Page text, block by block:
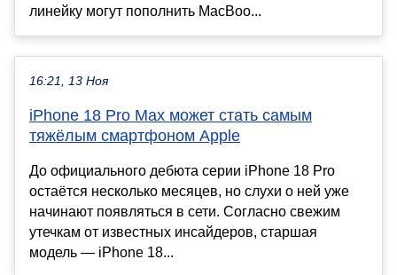
линейку могут пополнить MacBoo...
16:21, 13 Ноя
iPhone 18 Pro Max может стать самым
тяжёлым смартфоном Apple
До официального дебюта серии iPhone 18 Pro
остаётся несколько месяцев, но слухи о ней уже
начинают появляться в сети. Согласно свежим
утечкам от известных инсайдеров, старшая
модель — iPhone 18...